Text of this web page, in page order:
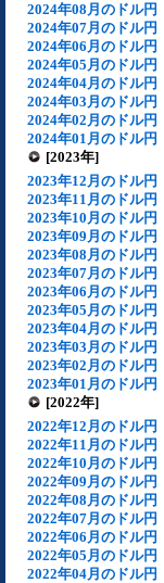
2024年08月のドル円
2024年07月のドル円
2024年06月のドル円
2024年05月のドル円
2024年04月のドル円
2024年03月のドル円
2024年02月のドル円
2024年01月のドル円
[2023年]
2023年12月のドル円
2023年11月のドル円
2023年10月のドル円
2023年09月のドル円
2023年08月のドル円
2023年07月のドル円
2023年06月のドル円
2023年05月のドル円
2023年04月のドル円
2023年03月のドル円
2023年02月のドル円
2023年01月のドル円
[2022年]
2022年12月のドル円
2022年11月のドル円
2022年10月のドル円
2022年09月のドル円
2022年08月のドル円
2022年07月のドル円
2022年06月のドル円
2022年05月のドル円
2022年04月のドル円